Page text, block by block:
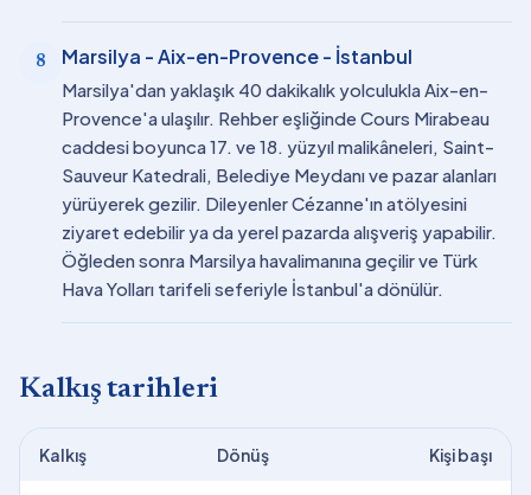
8 Marsilya - Aix-en-Provence - İstanbul
Marsilya'dan yaklaşık 40 dakikalık yolculukla Aix-en-
Provence'a ulaşılır. Rehber eşliğinde Cours Mirabeau
caddesi boyunca 17. ve 18. yüzyıl malikâneleri, Saint-
Sauveur Katedrali, Belediye Meydanı ve pazar alanları
yürüyerek gezilir. Dileyenler Cézanne'ın atölyesini
ziyaret edebilir ya da yerel pazarda alışveriş yapabilir.
Öğleden sonra Marsilya havalimanına geçilir ve Türk
Hava Yolları tarifeli seferiyle İstanbul'a dönülür.
Kalkış tarihleri
Kalkış Dönüş Kişi başı